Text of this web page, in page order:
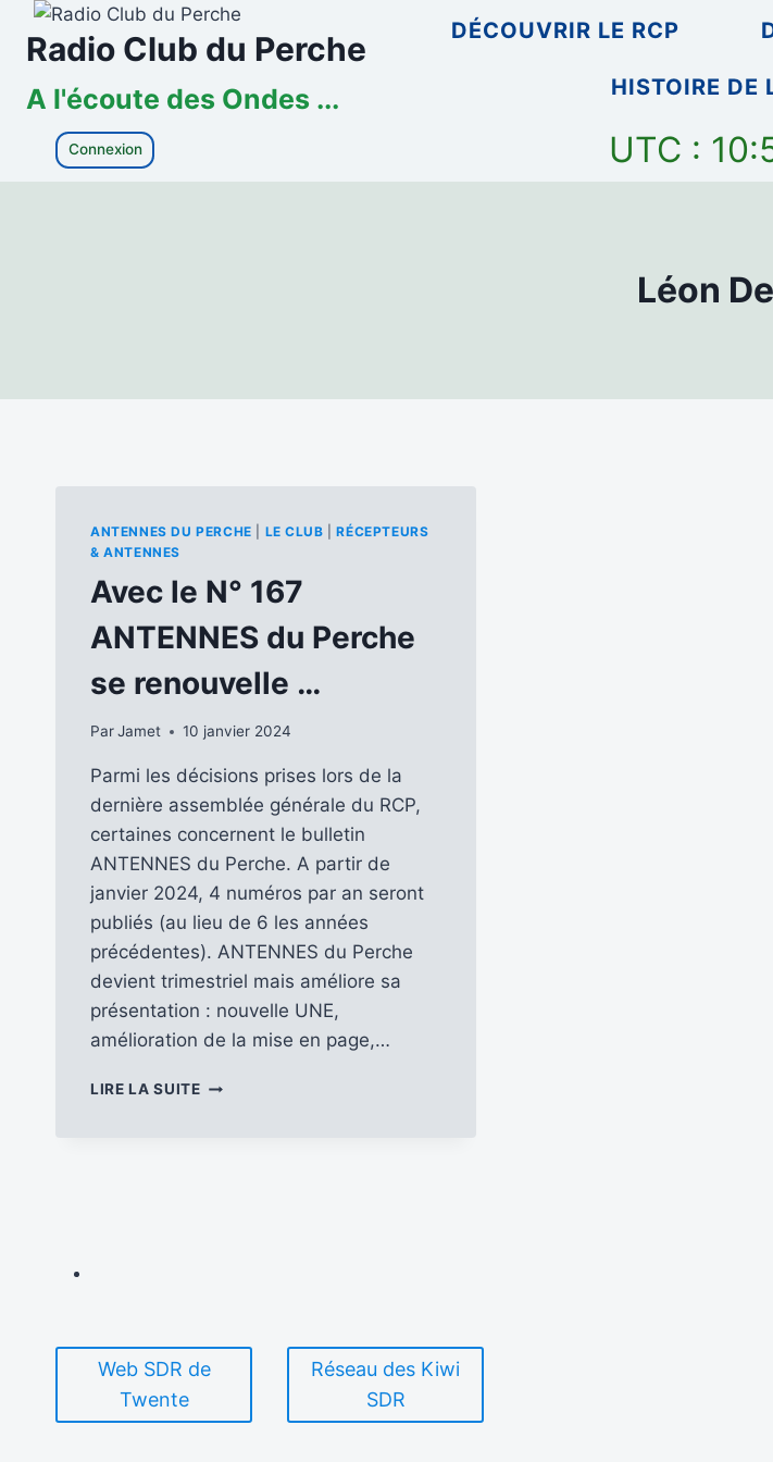
Aller
Radio Club du Perche
A l'écoute des Ondes ...
DÉCOUVRIR LE RCP
HISTOIRE DE
Connexion UTC :
Léon
ANTENNES DU PERCHE LE CLUB |RÉCEPTEURS
& ANTENNES
Avec le N° 167
ANTENNES du Perche
se renouvelle …
ParJamet 10 janvier 2024
Parmi les décisions prises lors de la
dernière assemblée générale du RCP,
certaines concernent le bulletin
ANTENNES du Perche. A partir de
janvier 2024, 4 numéros par an seront
publiés (au lieu de 6 les années
précédentes). ANTENNES du Perche
devient trimestriel mais améliore sa
présentation : nouvelle UNE,
amélioration de la mise en page,…
LIRE LA SUITEAVEC
Web SDR de
Twente
Réseau des Kiwi
SDR